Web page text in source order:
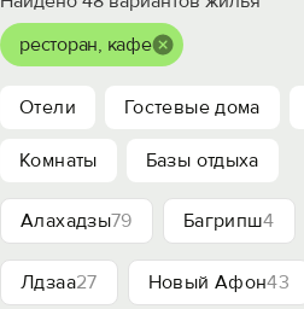
ресторан, кафе
Отели Гостевые дома
Комнаты Базы отдыха
Алахадзы79 Багрипш4
Лдзаа27 Новый Афон43